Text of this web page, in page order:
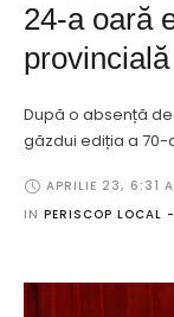
24-a oară
provincială
După o absență de
găzdui ediția a 70-
APRILIE 23, 6:31
IN PERISCOP